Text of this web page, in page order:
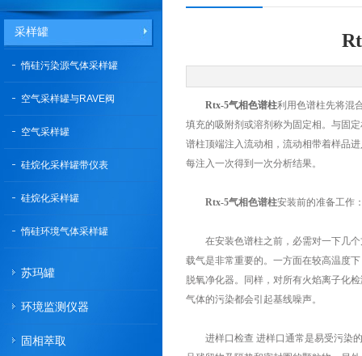
采样罐
惰硅污染源气体采样罐
空气采样罐与RAVE阀
空气采样罐
硅烷化采样罐带仪表
硅烷化采样罐
惰硅环境气体采样罐
苏玛罐
环境监测仪器
固相萃取
Rtx-5气相色谱柱利用色谱柱先将混
填充的吸附剂或溶剂称为固定相。与固
谱柱顶端注入流动相，流动相带着样品
每注入一次得到一次分析结果。
Rtx-5气相色谱柱安装前的准备工作
在安装色谱柱之前，必需对一下几个
载气是非常重要的。一方面在较高温度
脱氧净化器。同样，对所有火焰离子化
气体的污染都会引起基线噪声。
进样口检查 进样口通常是易受污染的